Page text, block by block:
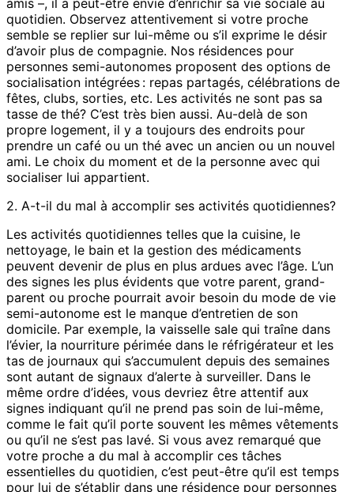
amis –, il a peut-être envie d’enrichir sa vie sociale au
quotidien. Observez attentivement si votre proche
semble se replier sur lui-même ou s’il exprime le désir
d’avoir plus de compagnie. Nos résidences pour
personnes semi-autonomes proposent des options de
socialisation intégrées : repas partagés, célébrations de
fêtes, clubs, sorties, etc. Les activités ne sont pas sa
tasse de thé? C’est très bien aussi. Au-delà de son
propre logement, il y a toujours des endroits pour
prendre un café ou un thé avec un ancien ou un nouvel
ami. Le choix du moment et de la personne avec qui
socialiser lui appartient.
2. A-t-il du mal à accomplir ses activités quotidiennes?
Les activités quotidiennes telles que la cuisine, le
nettoyage, le bain et la gestion des médicaments
peuvent devenir de plus en plus ardues avec l’âge. L’un
des signes les plus évidents que votre parent, grand-
parent ou proche pourrait avoir besoin du mode de vie
semi-autonome est le manque d’entretien de son
domicile. Par exemple, la vaisselle sale qui traîne dans
l’évier, la nourriture périmée dans le réfrigérateur et les
tas de journaux qui s’accumulent depuis des semaines
sont autant de signaux d’alerte à surveiller. Dans le
même ordre d’idées, vous devriez être attentif aux
signes indiquant qu’il ne prend pas soin de lui-même,
comme le fait qu’il porte souvent les mêmes vêtements
ou qu’il ne s’est pas lavé. Si vous avez remarqué que
votre proche a du mal à accomplir ces tâches
essentielles du quotidien, c’est peut-être qu’il est temps
pour lui de s’établir dans une résidence pour personnes